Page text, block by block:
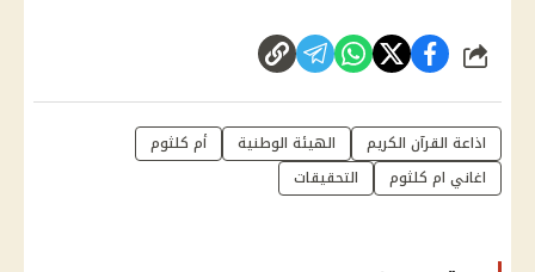
شارك
اذاعة القرآن الكريم الهيئة الوطنية
أم كلثوم
اغاني ام كلثوم
التحقيقات